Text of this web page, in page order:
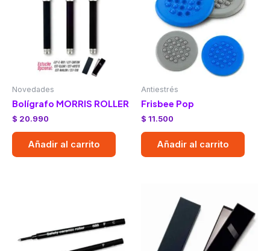
Novedades
Bolígrafo MORRIS ROLLER
$ 20.990
Añadir al carrito
Antiestrés
Frisbee Pop
$ 11.500
Añadir al carrito